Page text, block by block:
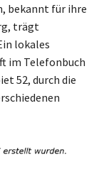
bekannt für ihre
trägt
lokales
im Telefonbuch
52, durch die